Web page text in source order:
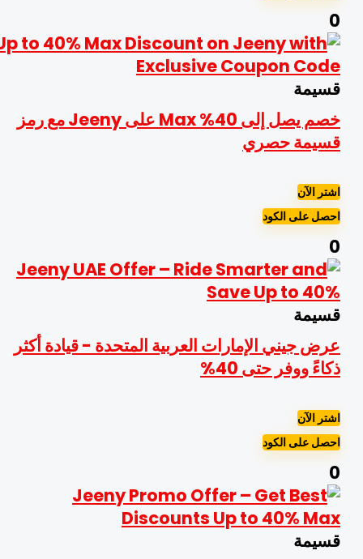
خصم يصل إلى 40% Max على Jeeny مع رمز
حصري
الآن
على الكود
جيني الإمارات العربية المتحدة - قيادة أكثر
ووفر حتى 40%
الآن
على الكود